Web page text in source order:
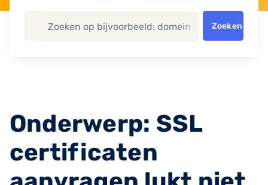
Zoeken
Onderwerp: SSL
certificaten